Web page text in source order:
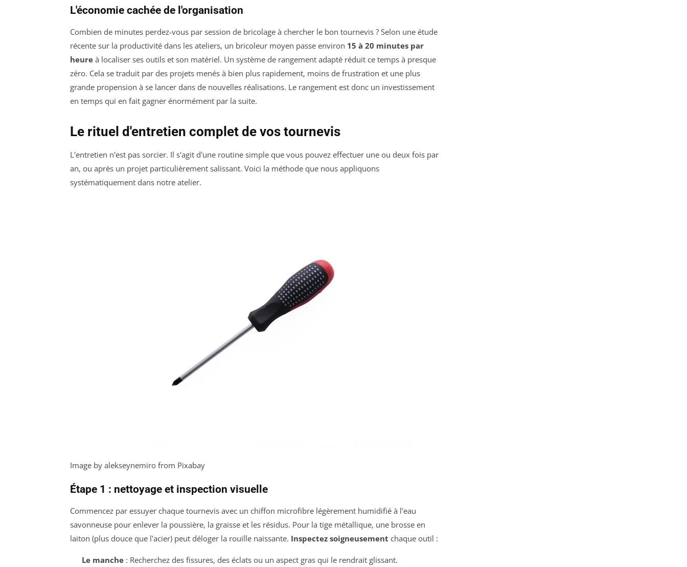
L'économie cachée de l'organisation
Combien de minutes perdez-vous par session de bricolage à chercher le bon tournevis ? Selon une étude
récente sur la productivité dans les ateliers, un bricoleur moyen passe environ 15 à 20 minutes par
heure à localiser ses outils et son matériel. Un système de rangement adapté réduit ce temps à presque
zéro. Cela se traduit par des projets menés à bien plus rapidement, moins de frustration et une plus
grande propension à se lancer dans de nouvelles réalisations. Le rangement est donc un investissement
en temps qui en fait gagner énormément par la suite.
Le rituel d'entretien complet de vos tournevis
L'entretien n'est pas sorcier. Il s'agit d'une routine simple que vous pouvez effectuer une ou deux fois par
an, ou après un projet particulièrement salissant. Voici la méthode que nous appliquons
systématiquement dans notre atelier.
Image by alekseynemiro from Pixabay
Étape 1 : nettoyage et inspection visuelle
Commencez par essuyer chaque tournevis avec un chiffon microfibre légèrement humidifié à l'eau
savonneuse pour enlever la poussière, la graisse et les résidus. Pour la tige métallique, une brosse en
laiton (plus douce que l'acier) peut déloger la rouille naissante. Inspectez soigneusement chaque outil :
Le manche: Recherchez des fissures, des éclats ou un aspect gras qui le rendrait glissant.